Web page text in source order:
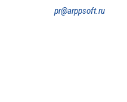
pr@arppsoft.ru